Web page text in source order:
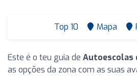
Top 10 Mapa
Este é o teu guia de Autoescolas
as opções da zona com as suas